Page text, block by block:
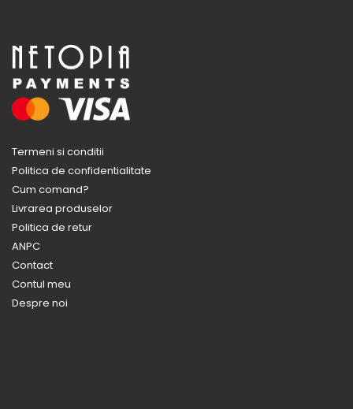
Termeni si conditii
Politica de confidentialitate
Cum comand?
Livrarea produselor
Politica de retur
ANPC
Contact
Contul meu
Despre noi